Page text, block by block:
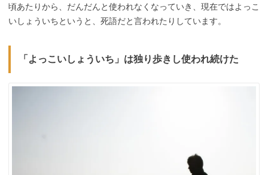
頃あたりから、だんだんと使われなくなっていき、現在ではよっこ
いしょういちというと、死語だと言われたりしています。
「よっこいしょういち」は独り歩きし使われ続けた